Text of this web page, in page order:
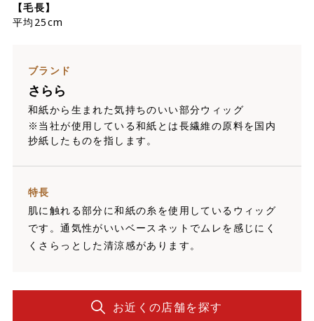
【毛長】
平均25cm
ブランド
さらら
和紙から生まれた気持ちのいい部分ウィッグ
※当社が使用している和紙とは長繊維の原料を国内
抄紙したものを指します。
特長
肌に触れる部分に和紙の糸を使用しているウィッグ
です。通気性がいいベースネットでムレを感じにく
くさらっとした清涼感があります。
お近くの店舗を探す